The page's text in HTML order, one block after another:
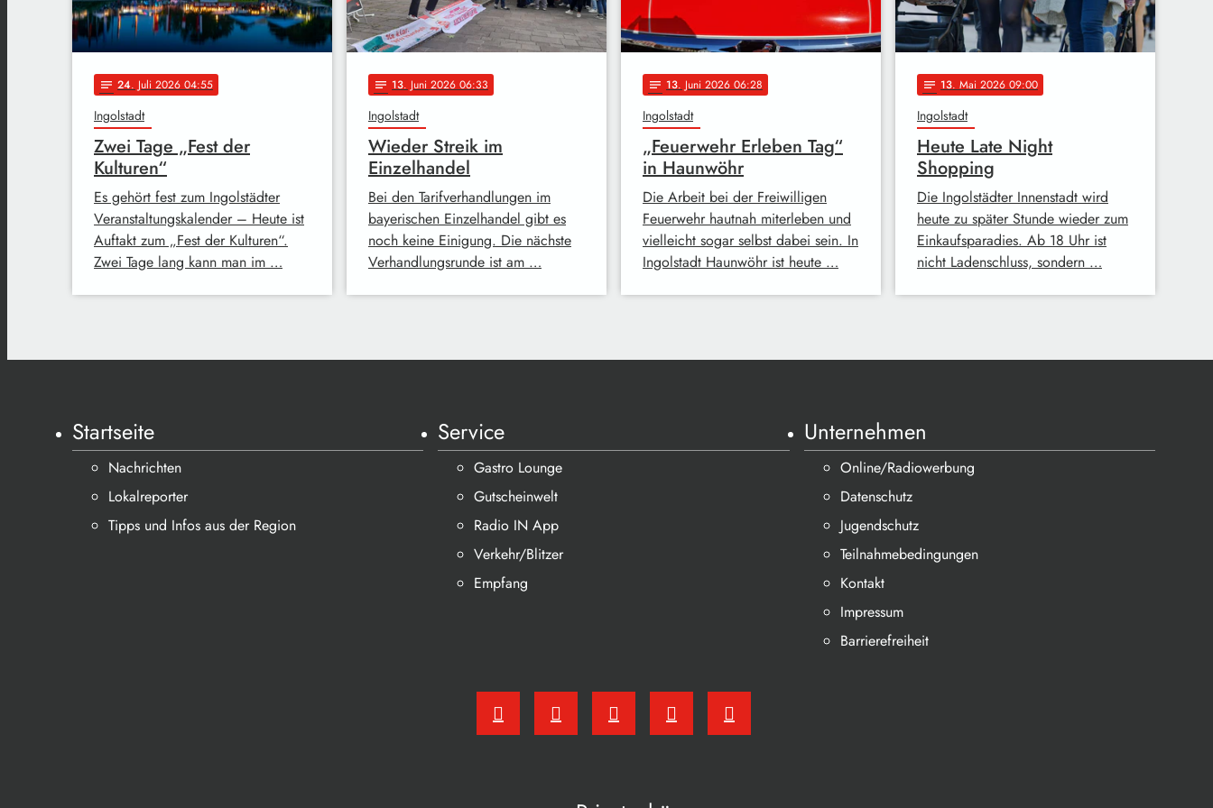
notes 24. Juli 2026 04:55
Ingolstadt
Zwei Tage „Fest der
Kulturen“
Es gehört fest zum Ingolstädter
Veranstaltungskalender – Heute ist
Auftakt zum „Fest der Kulturen“.
Zwei Tage lang kann man im …
notes 13. Juni 2026 06:33
Ingolstadt
Wieder Streik im
Einzelhandel
Bei den Tarifverhandlungen im
bayerischen Einzelhandel gibt es
noch keine Einigung. Die nächste
Verhandlungsrunde ist am …
notes 13. Juni 2026 06:28
Ingolstadt
„Feuerwehr Erleben Tag“
in Haunwöhr
Die Arbeit bei der Freiwilligen
Feuerwehr hautnah miterleben und
vielleicht sogar selbst dabei sein. In
Ingolstadt Haunwöhr ist heute …
notes 13. Mai 2026 09:00
Ingolstadt
Heute Late Night
Shopping
Die Ingolstädter Innenstadt wird
heute zu später Stunde wieder zum
Einkaufsparadies. Ab 18 Uhr ist
nicht Ladenschluss, sondern …
Startseite
Nachrichten
Lokalreporter
Tipps und Infos aus der Region
Service
Gastro Lounge
Gutscheinwelt
Radio IN App
Verkehr/Blitzer
Empfang
Unternehmen
Online/Radiowerbung
Datenschutz
Jugendschutz
Teilnahmebedingungen
Kontakt
Impressum
Barrierefreiheit